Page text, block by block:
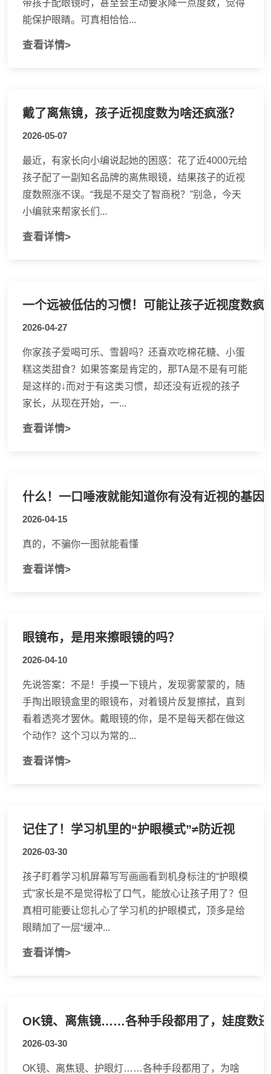
带孩子配眼镜时，甚至会主动要求降一点度数，觉得
能保护眼睛。可真相恰恰...
查看详情>
戴了离焦镜，孩子近视度数为啥还疯涨？
2026-05-07
最近，有家长向小编说起她的困惑：花了近4000元给
孩子配了一副知名品牌的离焦眼镜，结果孩子的近视
度数照涨不误。“我是不是交了智商税？”别急，今天
小编就来帮家长们...
查看详情>
一个远被低估的习惯！可能让孩子近视度数疯
2026-04-27
你家孩子爱喝可乐、雪碧吗？还喜欢吃棉花糖、小蛋
糕这类甜食？如果答案是肯定的，那TA是不是有可能
是这样的↓而对于有这类习惯，却还没有近视的孩子
家长，从现在开始，一...
查看详情>
什么！一口唾液就能知道你有没有近视的基因
2026-04-15
真的，不骗你一图就能看懂
查看详情>
眼镜布，是用来擦眼镜的吗？
2026-04-10
先说答案：不是！手摸一下镜片，发现雾蒙蒙的，随
手掏出眼镜盒里的眼镜布，对着镜片反复擦拭，直到
看着透亮才罢休。戴眼镜的你，是不是每天都在做这
个动作？这个习以为常的...
查看详情>
记住了！学习机里的“护眼模式”≠防近视
2026-03-30
孩子盯着学习机屏幕写写画画看到机身标注的“护眼模
式”家长是不是觉得松了口气，能放心让孩子用了？但
真相可能要让您扎心了学习机的护眼模式，顶多是给
眼睛加了一层“缓冲...
查看详情>
2026-03-30
OK镜、离焦镜、护眼灯……各种手段都用了，为啥